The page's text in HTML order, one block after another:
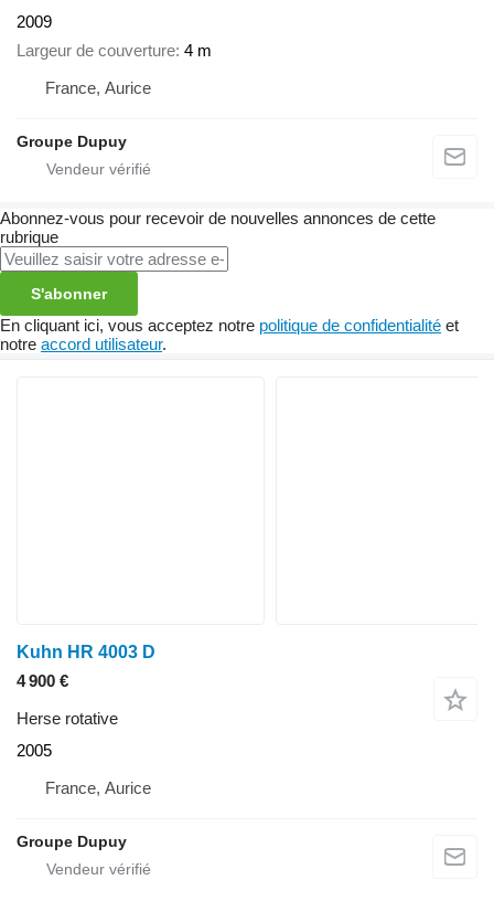
2009
Largeur de couverture 4 m
France, Aurice
Groupe Dupuy
Abonnez-vous pour recevoir de nouvelles annonces de cette
rubrique
S'abonner
En cliquant ici, vous acceptez notre politique de confidentialité et
notre accord utilisateur.
Kuhn HR 4003 D
4 900 €
Herse rotative
2005
France, Aurice
Groupe Dupuy